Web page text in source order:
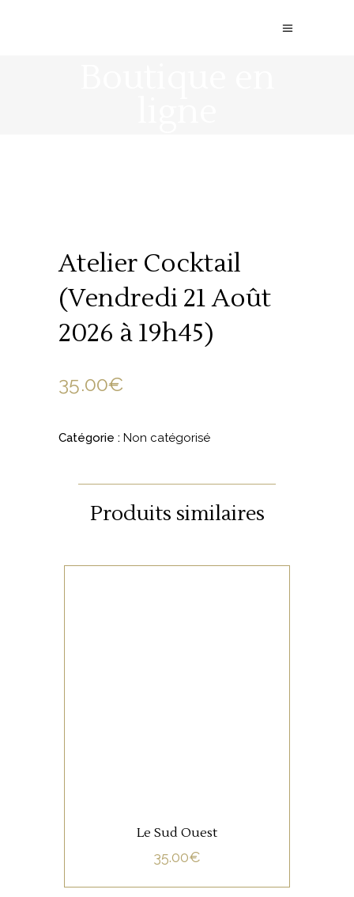
Atelier Cocktail
(Vendredi 21 Août
2026 à 19h45)
35.00€
Catégorie : Non catégorisé
Produits similaires
Le Sud Ouest
35.00€